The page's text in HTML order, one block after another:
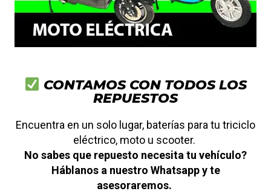
CONTAMOS CON TODOS LOS
REPUESTOS
Encuentra en un solo lugar, baterías para tu triciclo
eléctrico, moto u scooter.
No sabes que repuesto necesita tu vehículo?
Háblanos a nuestro Whatsapp y te
asesoraremos.